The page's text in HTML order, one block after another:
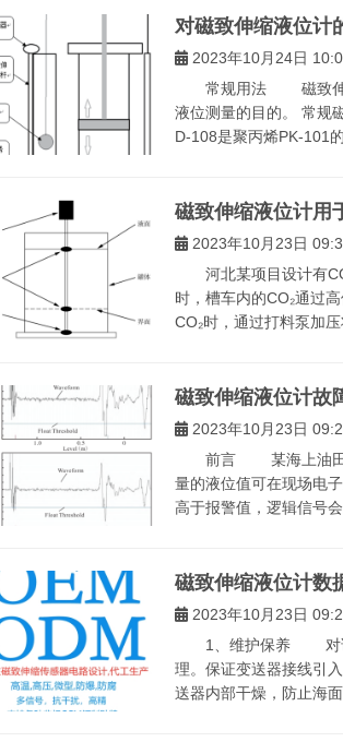
对磁致伸缩液位计
2023年10月24日
常规用法 磁致伸缩
液位测量的目的。 常
D-108是聚丙烯PK-101
磁致伸缩液位计用
2023年10月23日
河北某项目设计有
时，槽车内的CO₂通过
CO₂时，通过打料泵加
磁致伸缩液位计故
2023年10月23日
前言 某海上油田平
量的液位值可在现场电
高于报警值，逻辑信号
磁致伸缩液位计数
2023年10月23日
1、维护保养 对该系
理。保证变送器接线引
送器内部干燥，防止海